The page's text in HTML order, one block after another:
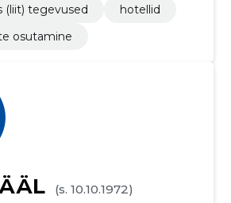
(liit) tegevused
hotellid
osutamine
(s. 10.10.1972)